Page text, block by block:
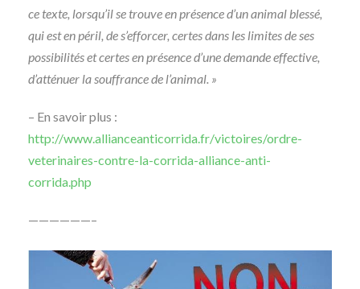
ce texte, lorsqu’il se trouve en présence d’un animal blessé,
qui est en péril, de s’efforcer, certes dans les limites de ses
possibilités et certes en présence d’une demande effective,
d’atténuer la souffrance de l’animal. »
– En savoir plus :
http://www.allianceanticorrida.fr/victoires/ordre-
veterinaires-contre-la-corrida-alliance-anti-
corrida.php
——————–